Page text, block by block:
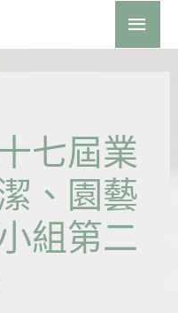
七屆業
、園藝
組第二